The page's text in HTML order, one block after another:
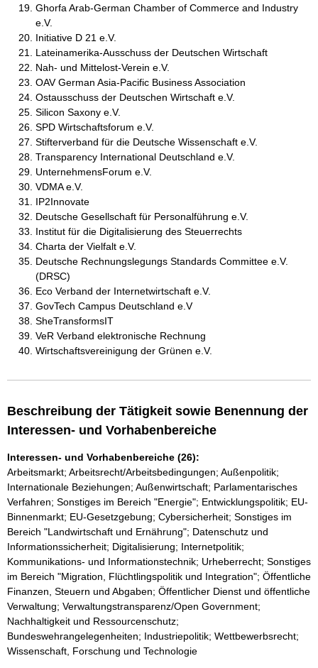
Ghorfa Arab-German Chamber of Commerce and Industry
e.V.
Initiative D 21 e.V.
Lateinamerika-Ausschuss der Deutschen Wirtschaft
Nah- und Mittelost-Verein e.V.
OAV German Asia-Pacific Business Association
Ostausschuss der Deutschen Wirtschaft e.V.
Silicon Saxony e.V.
SPD Wirtschaftsforum e.V.
Stifterverband für die Deutsche Wissenschaft e.V.
Transparency International Deutschland e.V.
UnternehmensForum e.V.
VDMA e.V.
IP2Innovate
Deutsche Gesellschaft für Personalführung e.V.
Institut für die Digitalisierung des Steuerrechts
Charta der Vielfalt e.V.
Deutsche Rechnungslegungs Standards Committee e.V.
(DRSC)
Eco Verband der Internetwirtschaft e.V.
GovTech Campus Deutschland e.V
SheTransformsIT
VeR Verband elektronische Rechnung
Wirtschaftsvereinigung der Grünen e.V.
Beschreibung der Tätigkeit sowie Benennung der
Interessen- und Vorhabenbereiche
Interessen- und Vorhabenbereiche (26):
Arbeitsmarkt; Arbeitsrecht/Arbeitsbedingungen; Außenpolitik;
Internationale Beziehungen; Außenwirtschaft; Parlamentarisches
Verfahren; Sonstiges im Bereich "Energie"; Entwicklungspolitik; EU-
Binnenmarkt; EU-Gesetzgebung; Cybersicherheit; Sonstiges im
Bereich "Landwirtschaft und Ernährung"; Datenschutz und
Informationssicherheit; Digitalisierung; Internetpolitik;
Kommunikations- und Informationstechnik; Urheberrecht; Sonstiges
im Bereich "Migration, Flüchtlingspolitik und Integration"; Öffentliche
Finanzen, Steuern und Abgaben; Öffentlicher Dienst und öffentliche
Verwaltung; Verwaltungstransparenz/Open Government;
Nachhaltigkeit und Ressourcenschutz;
Bundeswehrangelegenheiten; Industriepolitik; Wettbewerbsrecht;
Wissenschaft, Forschung und Technologie